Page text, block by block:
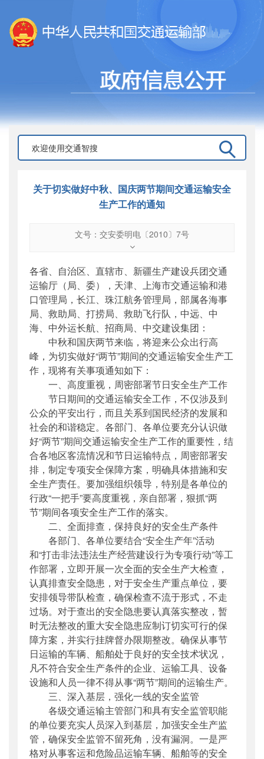
关于切实做好中秋、国庆两节期间交通运输安全
生产工作的通知
文号：交安委明电〔2010〕7号
交安委明电〔2010〕7号
公开日期：2010年09月09日
主题词 ：
交通运输安全;两节;通知;做好;
机构分类
：安全与质量监督管理司
主题分类：安全质量
公文类型：部明电或部办公厅明电
各省、自治区、直辖市、新疆生产建设兵团交通
运输厅（局、委），天津、上海市交通运输和港
口管理局，长江、珠江航务管理局，部属各海事
局、救助局、打捞局、救助飞行队，中远、中
海、中外运长航、招商局、中交建设集团：
中秋和国庆两节来临，将迎来公众出行高
峰，为切实做好“两节”期间的交通运输安全生产工
作，现将有关事项通知如下：
一、高度重视，周密部署节日安全生产工作
节日期间的交通运输安全工作，不仅涉及到
公众的平安出行，而且关系到国民经济的发展和
社会的和谐稳定。各部门、各单位要充分认识做
好“两节”期间交通运输安全生产工作的重要性，结
合各地区客流情况和节日运输特点，周密部署安
排，制定专项安全保障方案，明确具体措施和安
全生产责任。要加强组织领导，特别是各单位的
行政“一把手”要高度重视，亲自部署，狠抓“两
节”期间各项安全生产工作的落实。
二、全面排查，保持良好的安全生产条件
各部门、各单位要结合“安全生产年”活动
和“打击非法违法生产经营建设行为专项行动”等工
作部署，立即开展一次全面的安全生产大检查，
认真排查安全隐患，对于安全生产重点单位，要
安排领导带队检查，确保检查不流于形式，不走
过场。对于查出的安全隐患要认真落实整改，暂
时无法整改的重大安全隐患应制订切实可行的保
障方案，并实行挂牌督办限期整改。确保从事节
日运输的车辆、船舶处于良好的安全技术状况，
凡不符合安全生产条件的企业、运输工具、设备
设施和人员一律不得从事“两节”期间的运输生产。
三、深入基层，强化一线的安全监管
各级交通运输主管部门和具有安全监管职能
的单位要充实人员深入到基层，加强安全生产监
管，确保安全监管不留死角，没有漏洞。一是严
格对从事客运和危险品运输车辆、船舶等的安全